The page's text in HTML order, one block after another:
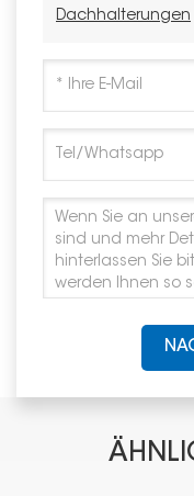
Dachhalterungen